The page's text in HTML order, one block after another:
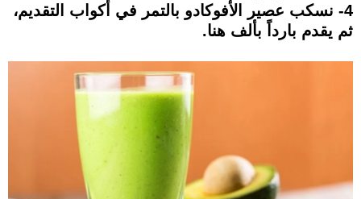
4- نسكب عصير الأفوكادو بالتمر في أكواب التقديم،
ثم يقدم بارداً بألف هنا.